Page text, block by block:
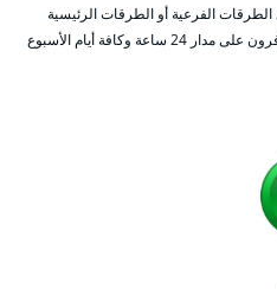
الطرقات الفرعية أو الطرقات الرئيسية
لنلبيكم في كافة الأوقات، لذلك فنحن متوافرون على مدار 24 ساعة وكافة أيام الأسبوع